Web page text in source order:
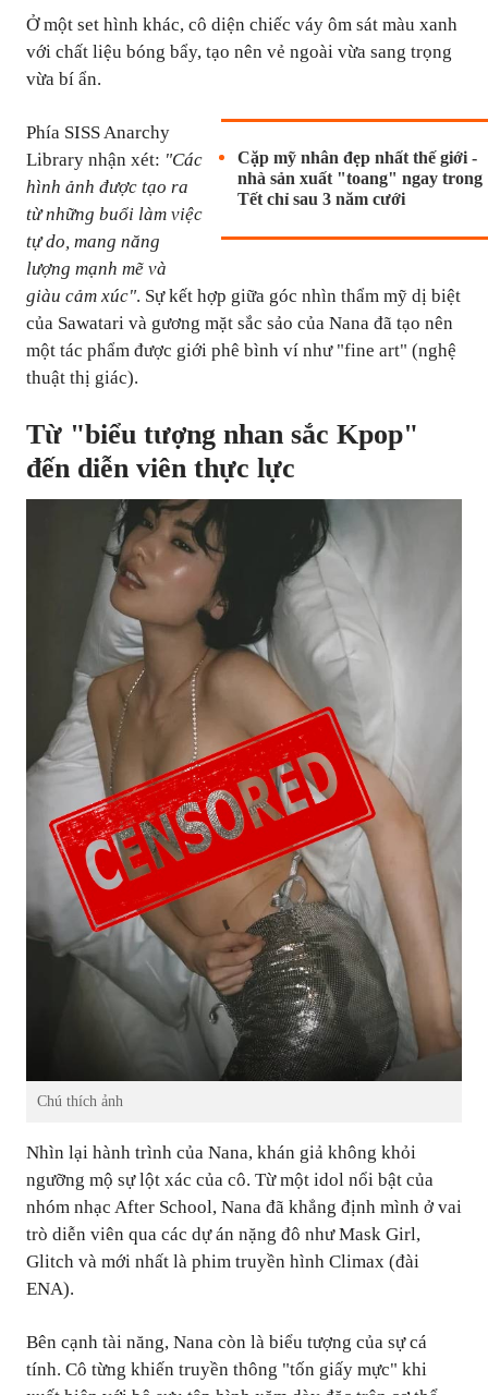
Ở một set hình khác, cô diện chiếc váy ôm sát màu xanh
với chất liệu bóng bẩy, tạo nên vẻ ngoài vừa sang trọng
vừa bí ẩn.
Cặp mỹ nhân đẹp nhất thế giới -
nhà sản xuất "toang" ngay trong
Tết chỉ sau 3 năm cưới
Phía SISS Anarchy
Library nhận xét: "Các
hình ảnh được tạo ra
từ những buổi làm việc
tự do, mang năng
lượng mạnh mẽ và
giàu cảm xúc". Sự kết hợp giữa góc nhìn thẩm mỹ dị biệt
của Sawatari và gương mặt sắc sảo của Nana đã tạo nên
một tác phẩm được giới phê bình ví như "fine art" (nghệ
thuật thị giác).
Từ "biểu tượng nhan sắc Kpop"
đến diễn viên thực lực
Chú thích ảnh
Nhìn lại hành trình của Nana, khán giả không khỏi
ngưỡng mộ sự lột xác của cô. Từ một idol nổi bật của
nhóm nhạc After School, Nana đã khẳng định mình ở vai
trò diễn viên qua các dự án nặng đô như Mask Girl,
Glitch và mới nhất là phim truyền hình Climax (đài
ENA).
Bên cạnh tài năng, Nana còn là biểu tượng của sự cá
tính. Cô từng khiến truyền thông "tốn giấy mực" khi